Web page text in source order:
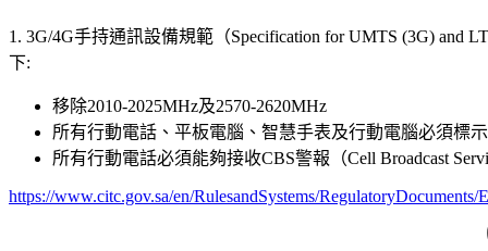
1. 3G/4G手持通訊設備規範（Specification for UMTS (3G) and
下:
移除2010-2025MHz及2570-2620MHz
所有行動電話、平板電腦、智慧手表及行動電腦必須標
所有行動電話必須能夠接收CBS警報（Cell Broadcast
https://www.citc.gov.sa/en/RulesandSystems/